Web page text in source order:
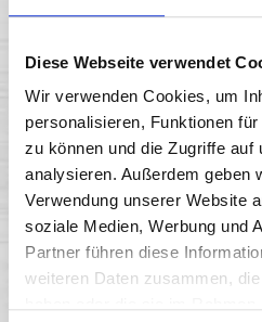
Diese Webseite verwendet
Wir verwenden Cookies, um
personalisieren, Funktionen
zu können und die Zugriffe auf
analysieren. Außerdem geben
Verwendung unserer Website
soziale Medien, Werbung und
Partner führen diese
weiteren Daten zusammen,
Zitronen-Lavendel-
Vorgeschlagen von Andros